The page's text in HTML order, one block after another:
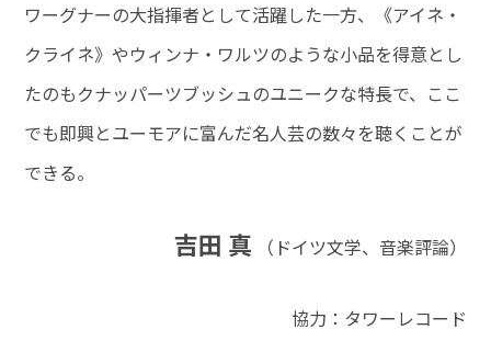
ワーグナーの大指揮者として活躍した一方、《アイネ・
クライネ》やウィンナ・ワルツのような小品を得意とし
たのもクナッパーツブッシュのユニークな特長で、ここ
でも即興とユーモアに富んだ名人芸の数々を聴くことが
できる。
吉田 真 （ドイツ文学、音楽評論）
協力：タワーレコード